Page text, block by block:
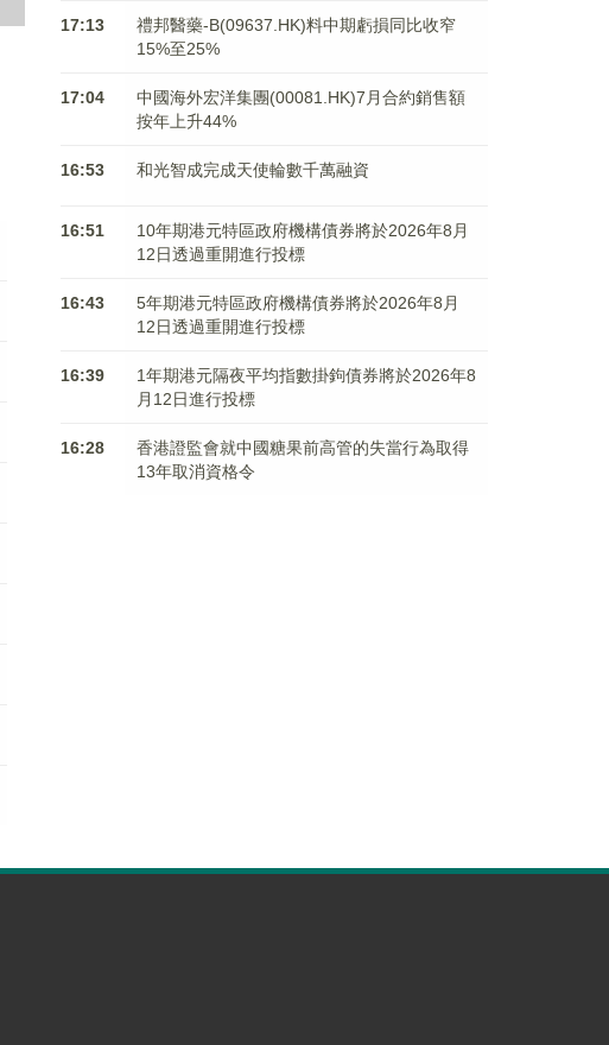
17:13
禮邦醫藥-B(09637.HK)料中期虧損同比收窄
15%至25%
17:04
中國海外宏洋集團(00081.HK)7月合約銷售額
按年上升44%
16:53 和光智成完成天使輪數千萬融資
16:51
10年期港元特區政府機構債券將於2026年8月
12日透過重開進行投標
16:43
5年期港元特區政府機構債券將於2026年8月
12日透過重開進行投標
16:39
1年期港元隔夜平均指數掛鉤債券將於2026年8
月12日進行投標
16:28
香港證監會就中國糖果前高管的失當行為取得
13年取消資格令